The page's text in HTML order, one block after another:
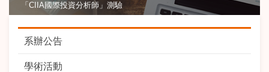
「CIIA國際投資分析師」測驗
系辦公告
學術活動